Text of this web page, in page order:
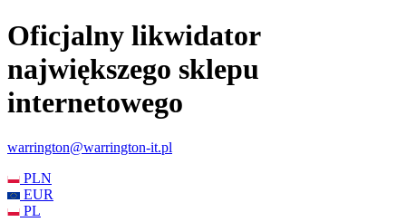
Oficjalny likwidator
największego sklepu
internetowego
warrington@warrington-it.pl
PLN
EUR
PL